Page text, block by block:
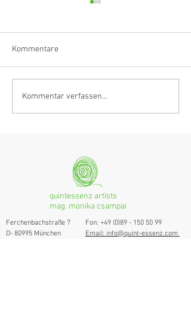
Klarinettistin, Tonmeisterin,
Grenzgängerin
Kommentare
Kommentar verfassen...
quintessenz artists
mag. monika csampai
Ferchenbachstraße 7
D- 80995 München
Fon: +49 (0)89 - 150 50 99
Email: info@quint-essenz.com